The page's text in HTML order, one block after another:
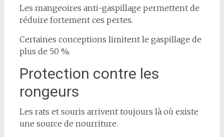
Les mangeoires anti-gaspillage permettent de
réduire fortement ces pertes.
Certaines conceptions limitent le gaspillage de
plus de 50 %.
Protection contre les
rongeurs
Les rats et souris arrivent toujours là où existe
une source de nourriture.